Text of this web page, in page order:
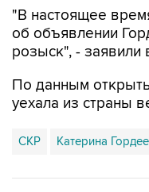
"В настоящее
об объявлении
розыск", - заявили
По данным
уехала из страны
СКР Катерина